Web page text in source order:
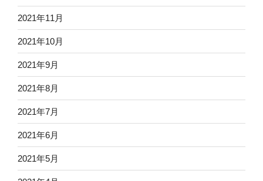
2021年11月
2021年10月
2021年9月
2021年8月
2021年7月
2021年6月
2021年5月